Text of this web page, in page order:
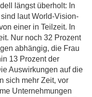
längst überholt: In
laut World-Vision-
einer in Teilzeit. In
Nur noch 32 Prozent
abhängig, die Frau
13 Prozent der
Auswirkungen auf die
sich mehr Zeit, vor
Unternehmungen